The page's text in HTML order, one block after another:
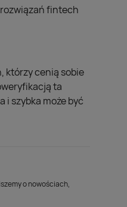
fintech
którzy cenią sobie
ta
i szybka może być
o nowościach,